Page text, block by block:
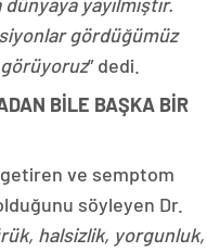
gördüğümüz
” dedi.
BİLE BAŞKA BİR
ve semptom
söyleyen Dr.
halsizlik, yorgunluk,